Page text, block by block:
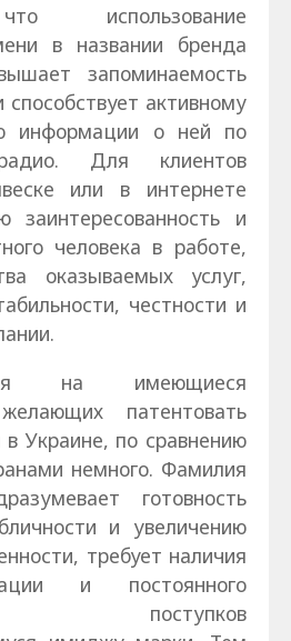
использование
в названии бренда
запоминаемость
способствует активному
информации о ней по
Для клиентов
или в интернете
заинтересованность и
человека в работе,
оказываемых услуг,
честности и
на имеющиеся
патентовать
в Украине, по сравнению
немного. Фамилия
готовность
и увеличению
требует наличия
и постоянного
поступков